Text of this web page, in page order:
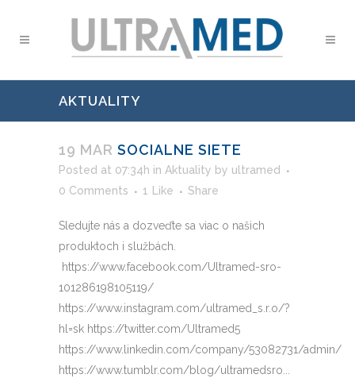
AKTUALITY
19 MAR SOCIALNE SIETE
Posted at 07:34h in Aktuality by ultramed
0 Comments
1 Like Share
Sledujte nás a dozveďte sa viac o našich
produktoch i službách.
https://www.facebook.com/Ultramed-sro-
101286198105119/
https://www.instagram.com/ultramed_s.r.o/?
hl=sk https://twitter.com/Ultramed5
https://www.linkedin.com/company/53082731/admin/
https://www.tumblr.com/blog/ultramedsro...